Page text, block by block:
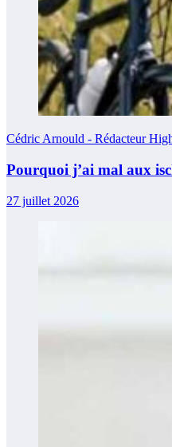
Cédric Arnould - Rédacteur
Pourquoi j’ai mal aux
27 juillet 2026